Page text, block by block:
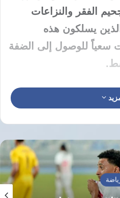
الفقر والنزاعات
يسلكون هذه
سعياً للوصول إلى الضفة
التابع لوزارة
تفيد بوجود جثث
الفور تحركت الفرق
الجثث التي جرفتها
الخمس، وأكد المركز في
الميدانية انتهت بدفن